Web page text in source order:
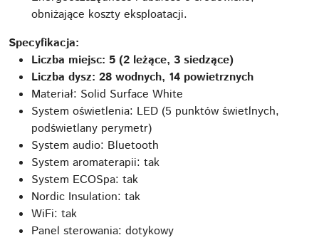
obniżające koszty eksploatacji.
Specyfikacja:
Liczba miejsc: 5 (2 leżące, 3 siedzące)
Liczba dysz: 28 wodnych, 14 powietrznych
Materiał: Solid Surface White
System oświetlenia: LED (5 punktów świetlnych,
podświetlany perymetr)
System audio: Bluetooth
System aromaterapii: tak
System ECOSpa: tak
Nordic Insulation: tak
WiFi: tak
Panel sterowania: dotykowy